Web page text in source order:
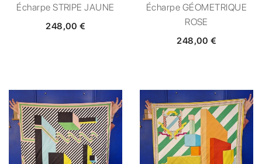
Écharpe STRIPE JAUNE
248,00 €
Écharpe GÉOMETRIQUE
ROSE
248,00 €